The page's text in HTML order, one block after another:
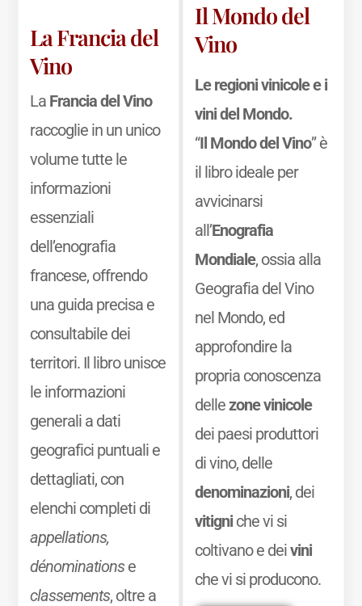
La Francia del
Vino
La Francia del Vino
raccoglie in un unico
volume tutte le
informazioni
essenziali
dell’enografia
francese, offrendo
una guida precisa e
consultabile dei
territori. Il libro unisce
le informazioni
generali a dati
geografici puntuali e
dettagliati, con
elenchi completi di
appellations,
dénominationse
classements, oltre a
Il Mondo del
Vino
Le regioni vinicole e i
vini del Mondo.
“Il Mondo del Vino” è
il libro ideale per
avvicinarsi
all’Enografia
Mondiale, ossia alla
Geografia del Vino
nel Mondo, ed
approfondire la
propria conoscenza
dellezone vinicole
dei paesi produttori
di vino, delle
denominazioni, dei
vitigniche vi si
coltivano e deivini
che vi si producono.